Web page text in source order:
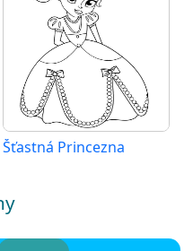
Šťastná Princezna